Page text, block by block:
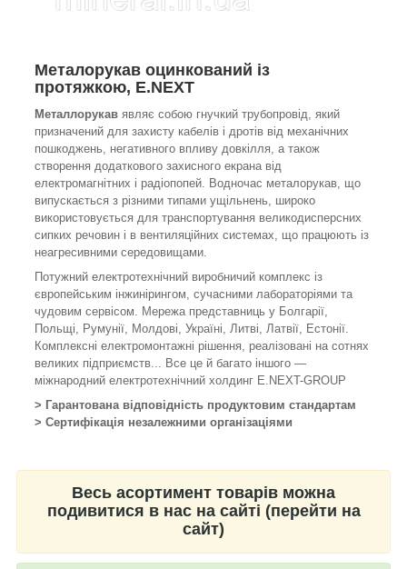
Металорукав оцинкований із
протяжкою, E.NEXT
Металлорукав являє собою гнучкий трубопровід, який
призначений для захисту кабелів і дротів від механічних
пошкоджень, негативного впливу довкілля, а також
створення додаткового захисного екрана від
електромагнітних і радіопопей. Водночас металорукав, що
випускається з різними типами ущільнень, широко
використовується для транспортування великодисперсних
сипких речовин і в вентиляційних системах, що працюють із
неагресивними середовищами.
Потужний електротехнічний виробничий комплекс із
європейським інжинірингом, сучасними лабораторіями та
чудовим сервісом. Мережа представниць у Болгарії,
Польщі, Румунії, Молдові, Україні, Литві, Латвії, Естонії.
Комплексні електромонтажні рішення, реалізовані на сотнях
великих підприємств... Все це й багато іншого —
міжнародний електротехнічний холдинг E.NEXT-GROUP
> Гарантована відповідність продуктовим стандартам
> Сертифікація незалежними організаціями
Весь асортимент товарів можна
подивитися в нас на сайті (перейти на
сайт)